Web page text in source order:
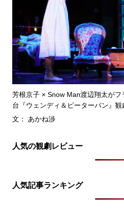
芳根京子 × Snow Man渡辺翔太が
台『ウェンディ＆ピーターパン』観
文： あかね渉
人気の観劇レビュー
人気記事ランキング